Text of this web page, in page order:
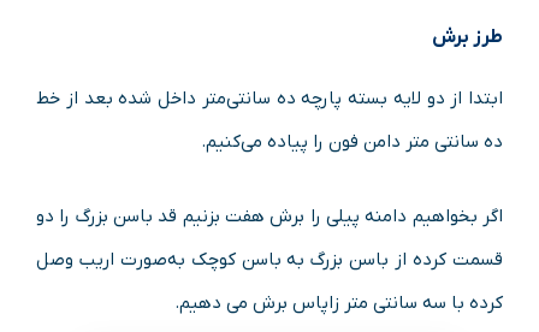
طرز برش
ابتدا از دو لایه بسته پارچه ده سانتی‌متر داخل شده بعد از خط
ده سانتی‌ متر دامن فون را پیاده می‌کنیم.
اگر بخواهیم دامنه پیلی را برش هفت بزنیم قد باسن بزرگ را دو
قسمت کرده از باسن بزرگ به باسن کوچک به‌صورت اریب وصل
کرده با سه سانتی‌ متر زاپاس برش می‌ دهیم.